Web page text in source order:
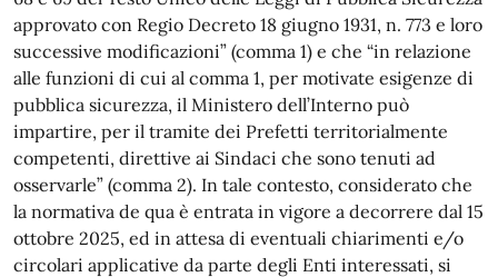
approvato con Regio Decreto 18 giugno 1931, n. 773 e loro
successive modificazioni” (comma 1) e che “in relazione
alle funzioni di cui al comma 1, per motivate esigenze di
pubblica sicurezza, il Ministero dell’Interno può
impartire, per il tramite dei Prefetti territorialmente
competenti, direttive ai Sindaci che sono tenuti ad
osservarle” (comma 2). In tale contesto, considerato che
la normativa de qua è entrata in vigore a decorrere dal 15
ottobre 2025, ed in attesa di eventuali chiarimenti e/o
circolari applicative da parte degli Enti interessati, si